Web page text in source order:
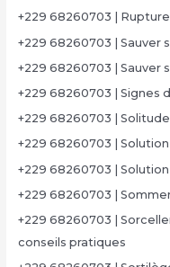
+229 68260703 |
+229 68260703 | Sauver
+229 68260703 | Sauver
+229 68260703 | Signes
+229 68260703 |
+229 68260703 |
+229 68260703 |
+229 68260703 |
+229 68260703 |
conseils pratiques